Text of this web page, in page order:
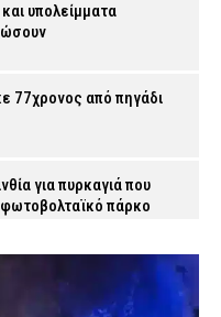
υπολείμματα
77χρονος από πηγάδι
για πυρκαγιά που
πάρκο
σε νοσηλεύτρια στα
και τη γρονθοκόπησε